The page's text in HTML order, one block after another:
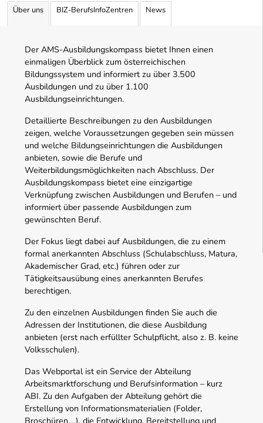
Über uns BIZ-BerufsInfoZentren News
Der AMS-Ausbildungskompass bietet Ihnen einen
einmaligen Überblick zum österreichischen
Bildungssystem und informiert zu über 3.500
Ausbildungen und zu über 1.100
Ausbildungseinrichtungen.
Detaillierte Beschreibungen zu den Ausbildungen
zeigen, welche Voraussetzungen gegeben sein müssen
und welche Bildungseinrichtungen die Ausbildungen
anbieten, sowie die Berufe und
Weiterbildungsmöglichkeiten nach Abschluss. Der
Ausbildungskompass bietet eine einzigartige
Verknüpfung zwischen Ausbildungen und Berufen – und
informiert über passende Ausbildungen zum
gewünschten Beruf.
Der Fokus liegt dabei auf Ausbildungen, die zu einem
formal anerkannten Abschluss (Schulabschluss, Matura,
Akademischer Grad, etc.) führen oder zur
Tätigkeitsausübung eines anerkannten Berufes
berechtigen.
Zu den einzelnen Ausbildungen finden Sie auch die
Adressen der Institutionen, die diese Ausbildung
anbieten (erst nach erfüllter Schulpflicht, also z. B. keine
Volksschulen).
Das Webportal ist ein Service der Abteilung
Arbeitsmarktforschung und Berufsinformation – kurz
ABI. Zu den Aufgaben der Abteilung gehört die
Erstellung von Informationsmaterialien (Folder,
Broschüren,…), die Entwicklung, Bereitstellung und